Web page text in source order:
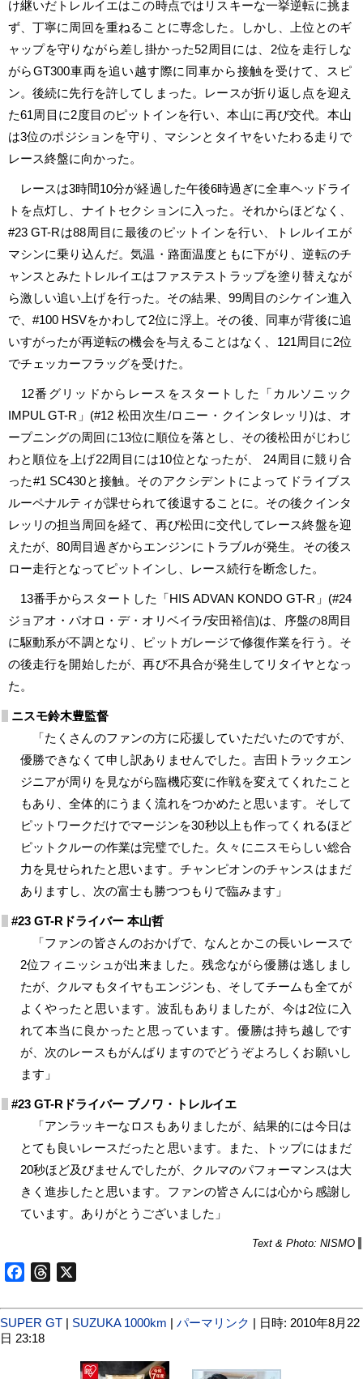
け継いだトレルイエはこの時点ではリスキーな一挙逆転に挑ま
ず、丁寧に周回を重ねることに専念した。しかし、上位とのギ
ャップを守りながら差し掛かった52周目には、2位を走行しな
がらGT300車両を追い越す際に同車から接触を受けて、スピ
ン。後続に先行を許してしまった。レースが折り返し点を迎え
た61周目に2度目のピットインを行い、本山に再び交代。本山
は3位のポジションを守り、マシンとタイヤをいたわる走りで
レース終盤に向かった。
レースは3時間10分が経過した午後6時過ぎに全車ヘッドライ
トを点灯し、ナイトセクションに入った。それからほどなく、
#23 GT-Rは88周目に最後のピットインを行い、トレルイエが
マシンに乗り込んだ。気温・路面温度ともに下がり、逆転のチ
ャンスとみたトレルイエはファステストラップを塗り替えなが
ら激しい追い上げを行った。その結果、99周目のシケイン進入
で、#100 HSVをかわして2位に浮上。その後、同車が背後に追
いすがったが再逆転の機会を与えることはなく、121周目に2位
でチェッカーフラッグを受けた。
12番グリッドからレースをスタートした「カルソニック
IMPUL GT-R」(#12 松田次生/ロニー・クインタレッリ)は、オ
ープニングの周回に13位に順位を落とし、その後松田がじわじ
わと順位を上げ22周目には10位となったが、 24周目に競り合
った#1 SC430と接触。そのアクシデントによってドライブス
ルーペナルティが課せられて後退することに。その後クインタ
レッリの担当周回を経て、再び松田に交代してレース終盤を迎
えたが、80周目過ぎからエンジンにトラブルが発生。その後ス
ロー走行となってピットインし、レース続行を断念した。
13番手からスタートした「HIS ADVAN KONDO GT-R」(#24
ジョアオ・パオロ・デ・オリベイラ/安田裕信)は、序盤の8周目
に駆動系が不調となり、ピットガレージで修復作業を行う。そ
の後走行を開始したが、再び不具合が発生してリタイヤとなっ
た。
ニスモ鈴木豊監督
「たくさんのファンの方に応援していただいたのですが、
優勝できなくて申し訳ありませんでした。吉田トラックエン
ジニアが周りを見ながら臨機応変に作戦を変えてくれたこと
もあり、全体的にうまく流れをつかめたと思います。そして
ピットワークだけでマージンを30秒以上も作ってくれるほど
ピットクルーの作業は完璧でした。久々にニスモらしい総合
力を見せられたと思います。チャンピオンのチャンスはまだ
ありますし、次の富士も勝つつもりで臨みます」
#23 GT-Rドライバー 本山哲
「ファンの皆さんのおかげで、なんとかこの長いレースで
2位フィニッシュが出来ました。残念ながら優勝は逃しまし
たが、クルマもタイヤもエンジンも、そしてチームも全てが
よくやったと思います。波乱もありましたが、今は2位に入
れて本当に良かったと思っています。優勝は持ち越しです
が、次のレースもがんばりますのでどうぞよろしくお願いし
ます」
#23 GT-Rドライバー ブノワ・トレルイエ
「アンラッキーなロスもありましたが、結果的には今日は
とても良いレースだったと思います。また、トップにはまだ
20秒ほど及びませんでしたが、クルマのパフォーマンスは大
きく進歩したと思います。ファンの皆さんには心から感謝し
ています。ありがとうございました」
Text & Photo: NISMO
FacebookThreads
SUPER GT | SUZUKA 1000km | パーマリンク | 日時: 2010年8月22
日 23:18